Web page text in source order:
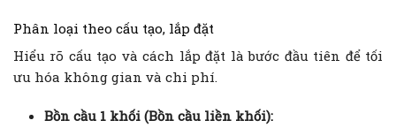
Phân loại theo cấu tạo, lắp đặt
Hiểu rõ cấu tạo và cách lắp đặt là bước đầu tiên để tối
ưu hóa không gian và chi phí.
Bồn cầu 1 khối (Bồn cầu liền khối):